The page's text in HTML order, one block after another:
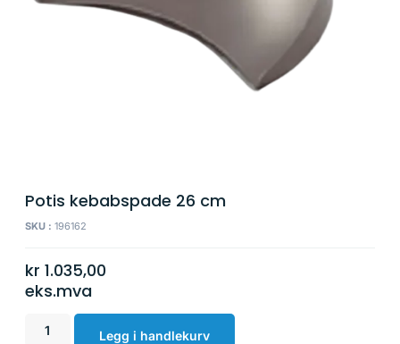
Potis kebabspade 26 cm
SKU : 196162
kr 1.035,00
eks.mva
Legg i handlekurv